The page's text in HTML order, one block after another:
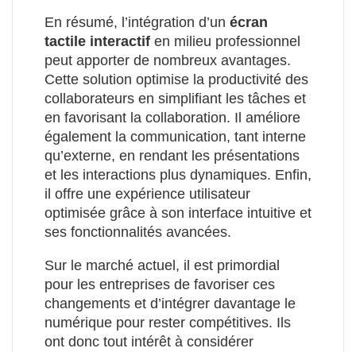
En résumé, l’intégration d’un écran
tactile interactif en milieu professionnel
peut apporter de nombreux avantages.
Cette solution optimise la productivité des
collaborateurs en simplifiant les tâches et
en favorisant la collaboration. Il améliore
également la communication, tant interne
qu’externe, en rendant les présentations
et les interactions plus dynamiques. Enfin,
il offre une expérience utilisateur
optimisée grâce à son interface intuitive et
ses fonctionnalités avancées.
Sur le marché actuel, il est primordial
pour les entreprises de favoriser ces
changements et d’intégrer davantage le
numérique pour rester compétitives. Ils
ont donc tout intérêt à considérer